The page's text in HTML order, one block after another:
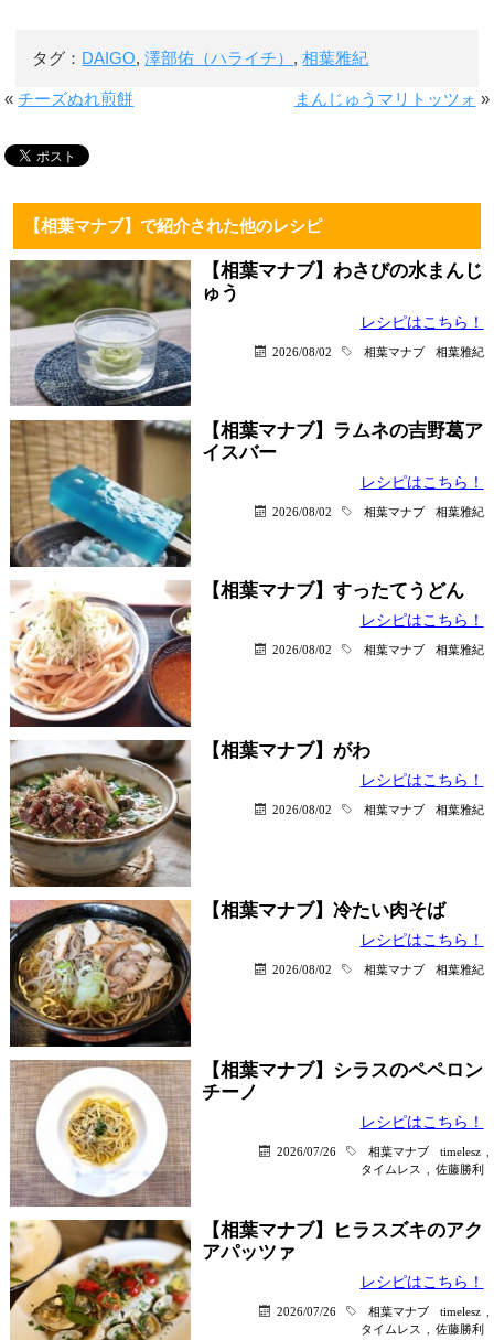
タグ： DAIGO,澤部佑（ハライチ） ,相葉雅紀
«チーズぬれ煎餅 まんじゅうマリトッツォ »
【相葉マナブ】で紹介された他のレシピ
【相葉マナブ】わさびの水まんじ
ゅう
レシピはこちら！
2026/08/02 相葉マナブ 相葉雅紀
【相葉マナブ】ラムネの吉野葛ア
イスバー
レシピはこちら！
2026/08/02 相葉マナブ 相葉雅紀
【相葉マナブ】すったてうどん
レシピはこちら！
2026/08/02 相葉マナブ 相葉雅紀
【相葉マナブ】がわ
レシピはこちら！
2026/08/02 相葉マナブ 相葉雅紀
【相葉マナブ】冷たい肉そば
レシピはこちら！
2026/08/02 相葉マナブ 相葉雅紀
【相葉マナブ】シラスのペペロン
チーノ
レシピはこちら！
2026/07/26 相葉マナブ timelesz
タイムレス
佐藤勝利
【相葉マナブ】ヒラスズキのアク
アパッツァ
レシピはこちら！
2026/07/26 相葉マナブ timelesz
タイムレス
佐藤勝利